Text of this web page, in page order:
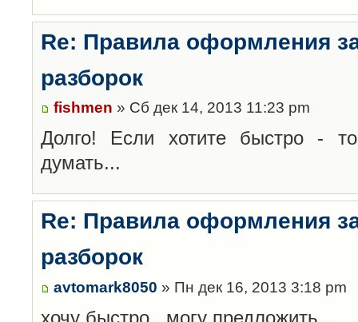
Re: Правила оформления
разборок
fishmen » Сб дек 14, 2013 11:23 pm
Долго! Если хотите быстро -
думать...
Re: Правила оформления
разборок
avtomark8050 » Пн дек 16, 2013 3:18 pm
хочу быстро , могу предложить ...